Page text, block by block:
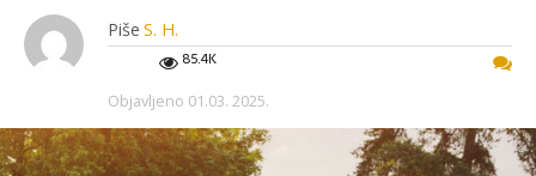
Piše S. H.
85.4K
Objavljeno 01.03. 2025.